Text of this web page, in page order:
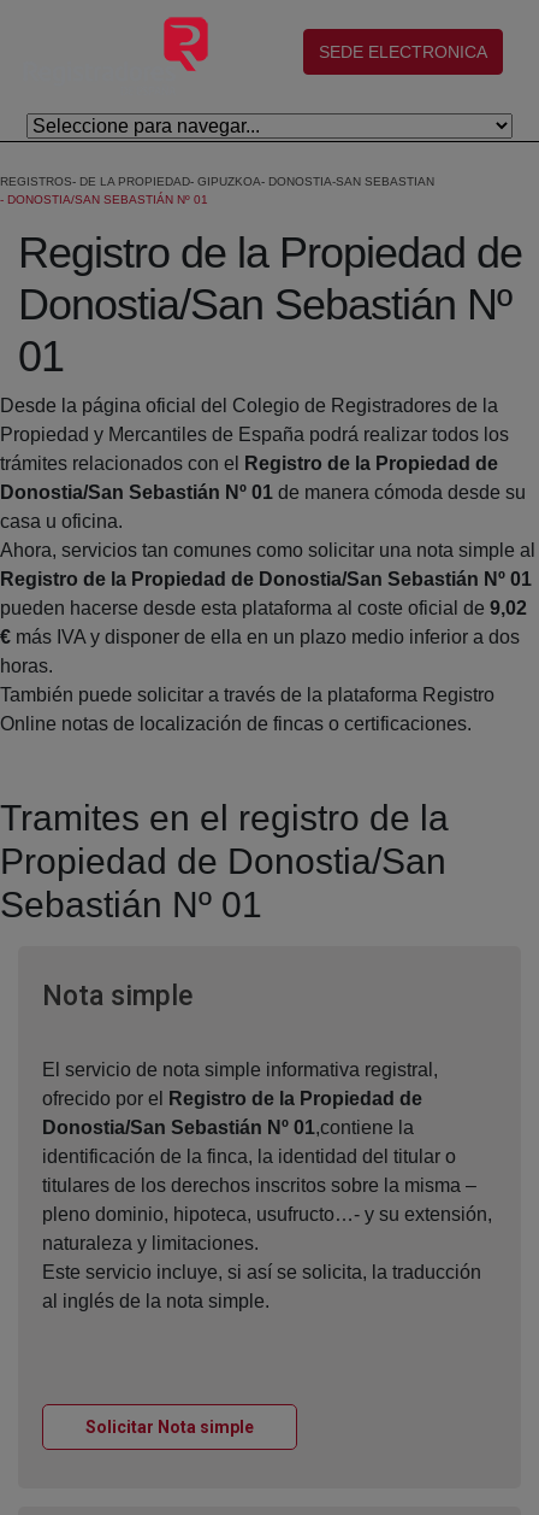
Salta al contingut principal
(abre en nueva ventana)
SEDE ELECTRONICA
REGISTROS DE LA PROPIEDAD GIPUZKOA
DONOSTIA-SAN SEBASTIAN
DONOSTIA/SAN SEBASTIÁN Nº 01
Registro de la Propiedad de
Donostia/San Sebastián Nº
01
Desde la página oficial del Colegio de Registradores de la
Propiedad y Mercantiles de España podrá realizar todos los
trámites relacionados con el
Registro de la Propiedad de
Donostia/San Sebastián Nº 01 de manera cómoda desde su
casa u oficina.
Ahora, servicios tan comunes como solicitar una nota simple al
Registro de la Propiedad de Donostia/San Sebastián Nº 01
pueden hacerse desde esta plataforma al coste oficial de 9,02
€ más IVA y disponer de ella en un plazo medio inferior a dos
horas.
También puede solicitar a través de la plataforma Registro
Online notas de localización de fincas o certificaciones.
Tramites en el registro de la
Propiedad de Donostia/San
Sebastián Nº 01
Nota simpleVentana nueva
El servicio de nota simple informativa registral,
ofrecido por el
Registro de la Propiedad de
Donostia/San Sebastián Nº 01,contiene la
identificación de la finca, la identidad del titular o
titulares de los derechos inscritos sobre la misma –
pleno dominio, hipoteca, usufructo…- y su extensión,
naturaleza y limitaciones.
Este servicio incluye, si así se solicita, la traducción
al inglés de la nota simple.
Solicitar Nota simpleVentana nueva